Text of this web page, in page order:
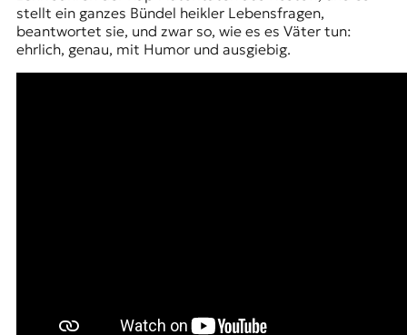
stellt ein ganzes Bündel heikler Lebensfragen,
beantwortet sie, und zwar so, wie es es Väter tun:
ehrlich, genau, mit Humor und ausgiebig.